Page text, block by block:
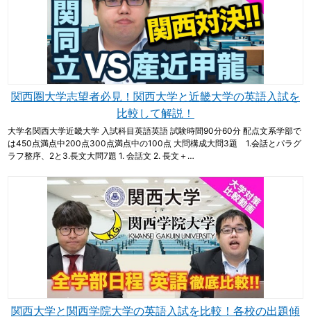
関西圏大学志望者必見！関西大学と近畿大学の英語入試を
比較して解説！
大学名関西大学近畿大学 入試科目英語英語 試験時間90分60分 配点文系学部で
は450点満点中200点300点満点中の100点 大問構成大問3題 1.会話とパラグ
ラフ整序、2と3.長文大問7題 1. 会話文 2. 長文＋…
関西大学と関西学院大学の英語入試を比較！各校の出題傾